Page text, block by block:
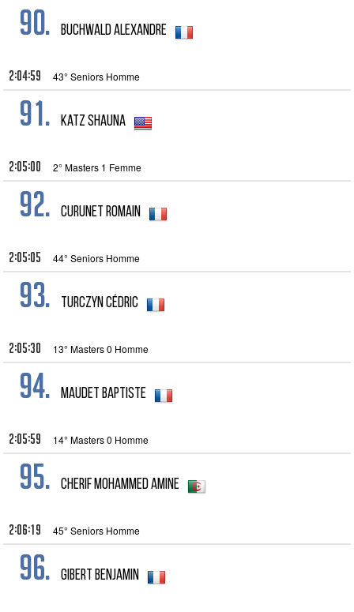
90. Buchwald Alexandre
2:04:59 43° Seniors Homme
91. katz shauna
2:05:00 2° Masters 1 Femme
92. Curunet Romain
2:05:05 44° Seniors Homme
93. Turczyn Cédric
2:05:30 13° Masters 0 Homme
94. maudet baptiste
2:05:59 14° Masters 0 Homme
95. CHERIF Mohammed Amine
2:06:19 45° Seniors Homme
96. Gibert Benjamin